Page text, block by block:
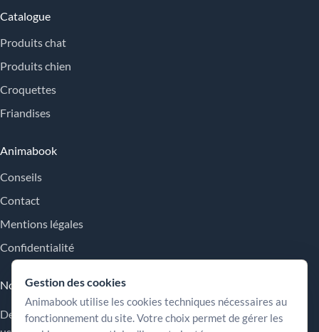
Catalogue
Produits chat
Produits chien
Croquettes
Friandises
Animabook
Conseils
Contact
Mentions légales
Confidentialité
Nos engagements
Des repères simples pour comparer les offres, comprendre les
Gestion des cookies
Animabook utilise les cookies techniques nécessaires au
fonctionnement du site. Votre choix permet de gérer les